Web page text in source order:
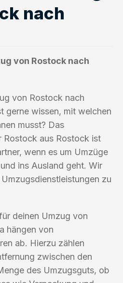
nach
von Rostock nach
von Rostock nach
gerne wissen, mit welchen
musst? Das
Rostock aus Rostock ist
wenn es um Umzüge
und ins Ausland geht. Wir
zu
deinen Umzug von
hängen von
ab. Hierzu zählen
zwischen den
des Umzugsguts, ob